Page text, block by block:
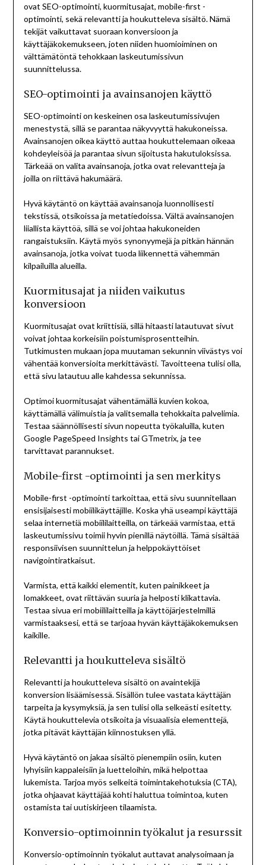
ovat SEO-optimointi, kuormitusajat, mobile-first -
optimointi, sekä relevantti ja houkutteleva sisältö. Nämä
tekijät vaikuttavat suoraan konversioon ja
käyttäjäkokemukseen, joten niiden huomioiminen on
välttämätöntä tehokkaan laskeutumissivun
suunnittelussa.
SEO-optimointi ja avainsanojen käyttö
SEO-optimointi on keskeinen osa laskeutumissivujen
menestystä, sillä se parantaa näkyvyyttä hakukoneissa.
Avainsanojen oikea käyttö auttaa houkuttelemaan oikeaa
kohdeyleisöä ja parantaa sivun sijoitusta hakutuloksissa.
Tärkeää on valita avainsanoja, jotka ovat relevantteja ja
joilla on riittävä hakumäärä.
Hyvä käytäntö on käyttää avainsanoja luonnollisesti
tekstissä, otsikoissa ja metatiedoissa. Vältä avainsanojen
liiallista käyttöä, sillä se voi johtaa hakukoneiden
rangaistuksiin. Käytä myös synonyymejä ja pitkän hännän
avainsanoja, jotka voivat tuoda liikennettä vähemmän
kilpailuilla alueilla.
Kuormitusajat ja niiden vaikutus
konversioon
Kuormitusajat ovat kriittisiä, sillä hitaasti latautuvat sivut
voivat johtaa korkeisiin poistumisprosentteihin.
Tutkimusten mukaan jopa muutaman sekunnin viivästys voi
vähentää konversioita merkittävästi. Tavoitteena tulisi olla,
että sivu latautuu alle kahdessa sekunnissa.
Optimoi kuormitusajat vähentämällä kuvien kokoa,
käyttämällä välimuistia ja valitsemalla tehokkaita palvelimia.
Testaa säännöllisesti sivun nopeutta työkaluilla, kuten
Google PageSpeed Insights tai GTmetrix, ja tee
tarvittavat parannukset.
Mobile-first -optimointi ja sen merkitys
Mobile-first -optimointi tarkoittaa, että sivu suunnitellaan
ensisijaisesti mobiilikäyttäjille. Koska yhä useampi käyttäjä
selaa internetiä mobiililaitteilla, on tärkeää varmistaa, että
laskeutumissivu toimii hyvin pienillä näytöillä. Tämä sisältää
responsiivisen suunnittelun ja helppokäyttöiset
navigointiratkaisut.
Varmista, että kaikki elementit, kuten painikkeet ja
lomakkeet, ovat riittävän suuria ja helposti klikattavia.
Testaa sivua eri mobiililaitteilla ja käyttöjärjestelmillä
varmistaaksesi, että se tarjoaa hyvän käyttäjäkokemuksen
kaikille.
Relevantti ja houkutteleva sisältö
Relevantti ja houkutteleva sisältö on avaintekijä
konversion lisäämisessä. Sisällön tulee vastata käyttäjän
tarpeita ja kysymyksiä, ja sen tulisi olla selkeästi esitetty.
Käytä houkuttelevia otsikoita ja visuaalisia elementtejä,
jotka pitävät käyttäjän kiinnostuksen yllä.
Hyvä käytäntö on jakaa sisältö pienempiin osiin, kuten
lyhyisiin kappaleisiin ja luetteloihin, mikä helpottaa
lukemista. Tarjoa myös selkeitä toimintakehotuksia (CTA),
jotka ohjaavat käyttäjää kohti haluttua toimintoa, kuten
ostamista tai uutiskirjeen tilaamista.
Konversio-optimoinnin työkalut ja resurssit
Konversio-optimoinnin työkalut auttavat analysoimaan ja